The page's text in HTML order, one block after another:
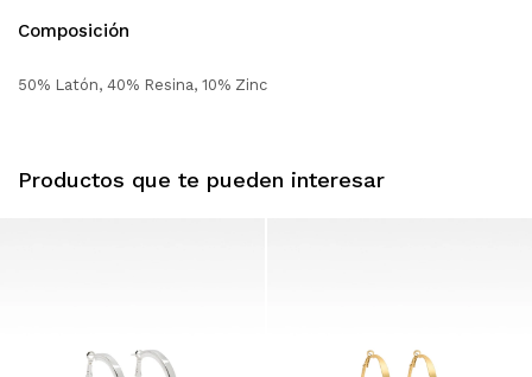
Composición
50% Latón, 40% Resina, 10% Zinc
Productos que te pueden interesar